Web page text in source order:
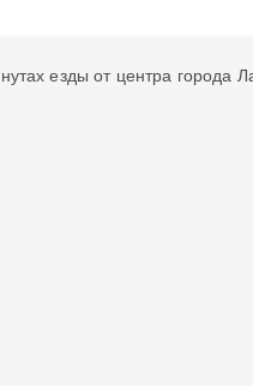
езды от центра города